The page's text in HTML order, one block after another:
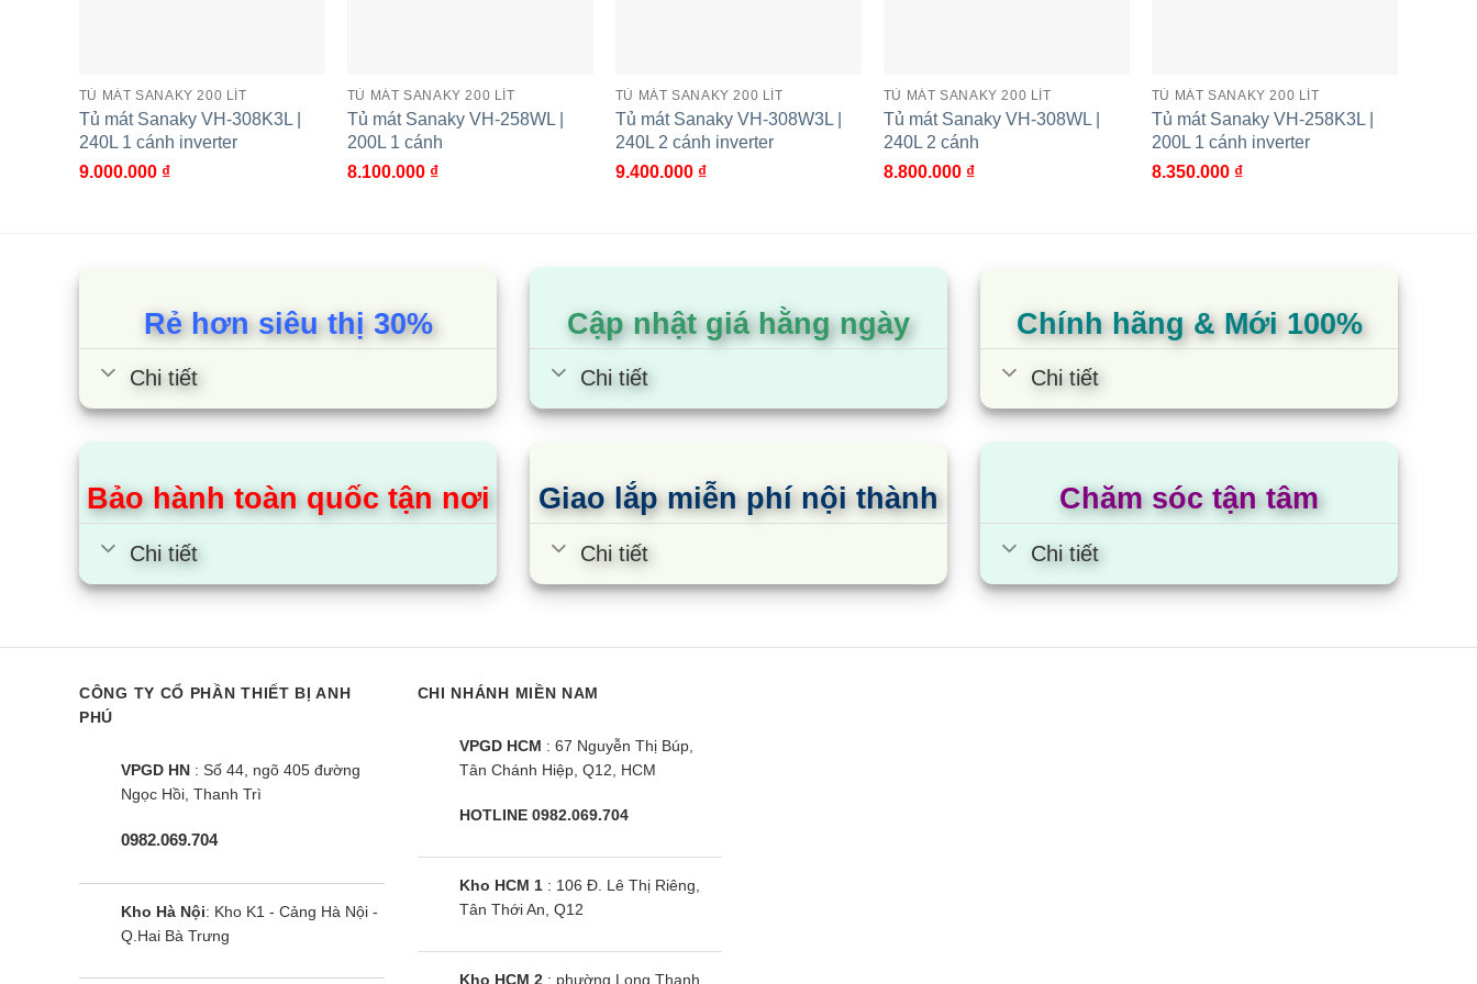
400L 1 cánh inverter
TỦ MÁT SANAKY 200 LÍT
Tủ mát Sanaky VH-308K3L |
240L 1 cánh inverter
9.000.000 ₫
TỦ MÁT SANAKY 200 LÍT
Tủ mát Sanaky VH-258WL |
200L 1 cánh
8.100.000 ₫
TỦ MÁT SANAKY 200 LÍT
Tủ mát Sanaky VH-308W3L |
240L 2 cánh inverter
9.400.000 ₫
TỦ MÁT SANAKY 200 LÍT
Tủ mát Sanaky VH-308WL |
240L 2 cánh
8.800.000 ₫
TỦ MÁT SANAKY 200 LÍT
Tủ mát Sanaky VH-258K3L |
200L 1 cánh inverter
8.350.000 ₫
Rẻ hơn siêu thị 30%
Chi tiết
Cập nhật giá hằng ngày
Chi tiết
Chính hãng & Mới 100%
Chi tiết
Bảo hành toàn quốc tận nơi
Chi tiết
Giao lắp miễn phí nội thành
Chi tiết
Chăm sóc tận tâm
Chi tiết
CÔNG TY CỔ PHẦN THIẾT BỊ ANH
PHÚ
VPGD HN : Số 44, ngõ 405 đường
Ngọc Hồi, Thanh Trì
0982.069.704
Kho Hà Nội: Kho K1 - Cảng Hà Nội -
Q.Hai Bà Trưng
CHI NHÁNH MIỀN NAM
VPGD HCM : 67 Nguyễn Thị Búp,
Tân Chánh Hiệp, Q12, HCM
HOTLINE 0982.069.704
Kho HCM 1: 106 Đ. Lê Thị Riêng,
Tân Thới An, Q12
Kho HCM 2: phường Long Thạnh